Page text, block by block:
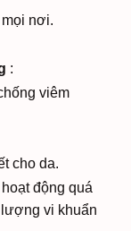
nơi.
:
viêm
cho da.
động quá
vi khuẩn